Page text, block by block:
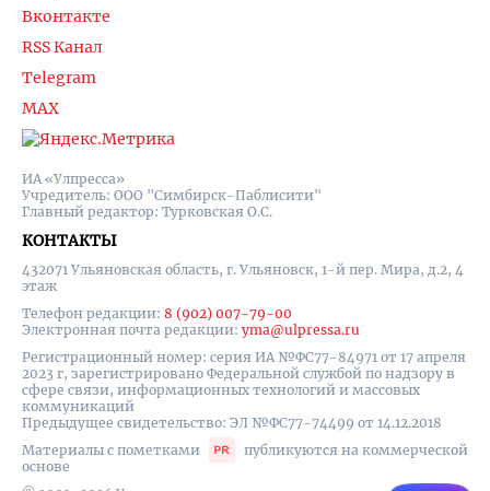
ИА «Улпресса»
Учредитель: ООО "Симбирск-Паблисити"
Главный редактор: Турковская О.С.
КОНТАКТЫ
432071 Ульяновская область, г. Ульяновск, 1-й пер. Мира, д.2, 4
этаж
Телефон редакции: 8 (902) 007-79-00
Электронная почта редакции: yma@ulpressa.ru
Регистрационный номер: серия ИА №ФС77-84971 от 17 апреля
2023 г, зарегистрировано Федеральной службой по надзору в
сфере связи, информационных технологий и массовых
коммуникаций
Предыдущее свидетельство: ЭЛ №ФС77-74499 от 14.12.2018
Материалы с пометками
публикуются на коммерческой
основе
Вконтакте
RSS Канал
Telegram
MAX